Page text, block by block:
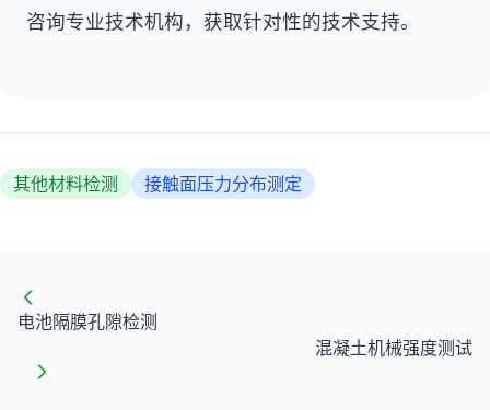
咨询专业技术机构，获取针对性的技术支持。
其他材料检测 接触面压力分布测定
电池隔膜孔隙检测
混凝土机械强度测试